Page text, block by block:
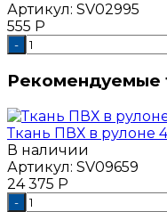
Артикул: SV02995
555 Р
-
Рекомендуемые
Ткань ПВХ в рулоне
В наличии
Артикул: SV09659
24 375 Р
-